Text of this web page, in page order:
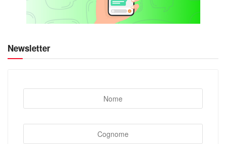
Newsletter